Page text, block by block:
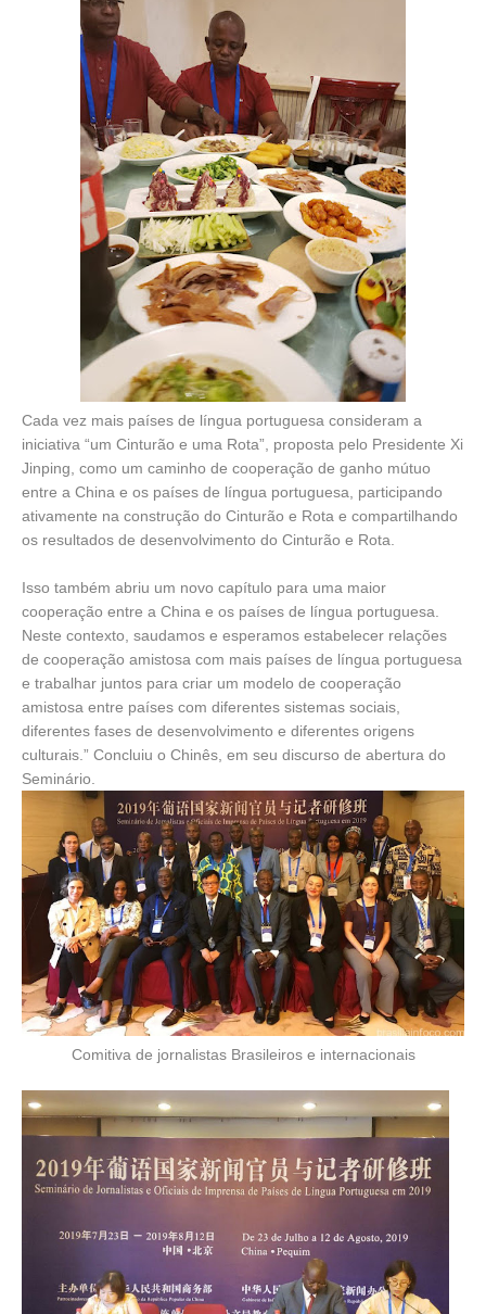
Cada vez mais países de língua portuguesa consideram a
iniciativa “um Cinturão e uma Rota”, proposta pelo Presidente Xi
Jinping, como um caminho de cooperação de ganho mútuo
entre a China e os países de língua portuguesa, participando
ativamente na construção do Cinturão e Rota e compartilhando
os resultados de desenvolvimento do Cinturão e Rota.
Isso também abriu um novo capítulo para uma maior
cooperação entre a China e os países de língua portuguesa.
Neste contexto, saudamos e esperamos estabelecer relações
de cooperação amistosa com mais países de língua portuguesa
e trabalhar juntos para criar um modelo de cooperação
amistosa entre países com diferentes sistemas sociais,
diferentes fases de desenvolvimento e diferentes origens
culturais.” Concluiu o Chinês, em seu discurso de abertura do
Seminário.
Comitiva de jornalistas Brasileiros e internacionais